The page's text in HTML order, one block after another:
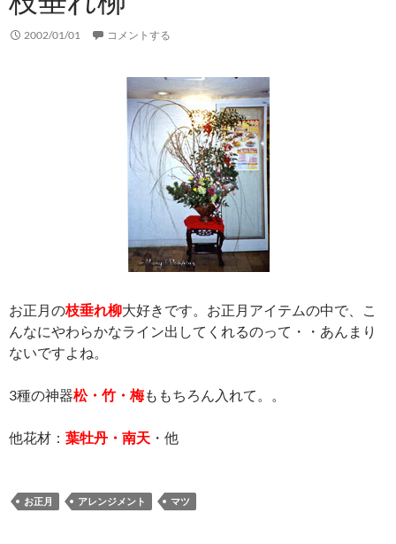
2002/01/01 コメントする
お正月の枝垂れ柳大好きです。お正月アイテムの中で、こ
んなにやわらかなライン出してくれるのって・・あんまり
ないですよね。
3種の神器松・竹・梅ももちろん入れて。。
他花材： 葉牡丹・南天 ・他
お正月 アレンジメント マツ